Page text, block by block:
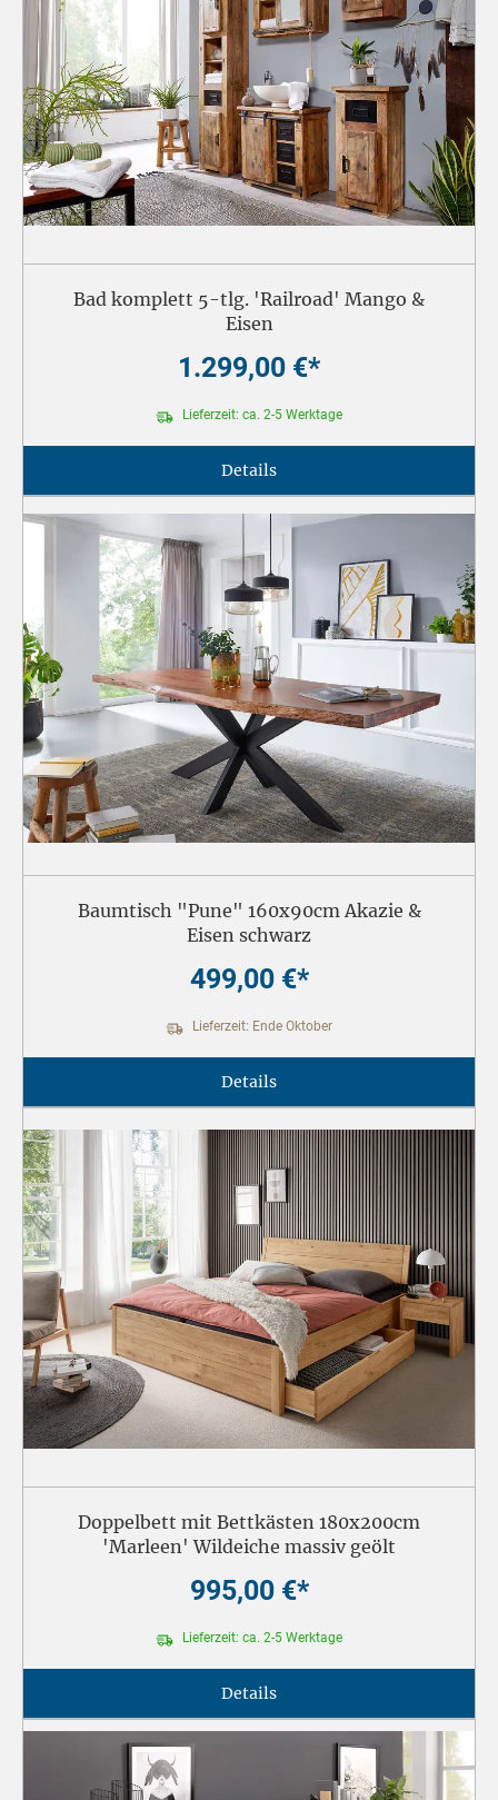
Bad komplett 5-tlg. 'Railroad' Mango &
Eisen
1.299,00 €*
Lieferzeit: ca. 2-5 Werktage
Details
Baumtisch "Pune" 160x90cm Akazie &
Eisen schwarz
499,00 €*
Lieferzeit: Ende Oktober
Details
Doppelbett mit Bettkästen 180x200cm
'Marleen' Wildeiche massiv geölt
995,00 €*
Lieferzeit: ca. 2-5 Werktage
Details